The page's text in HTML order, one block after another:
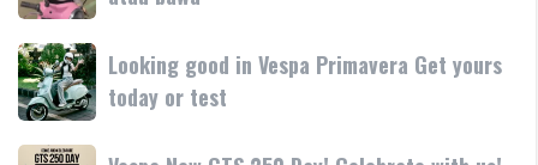
kasih
di
Medan!
•
Mesin
Vespa
LX
pink/lilac
Yuk
test
ride
Looking
good
in
Vespa
Looking good in Vespa Primavera Get yours
today or test
Vespa